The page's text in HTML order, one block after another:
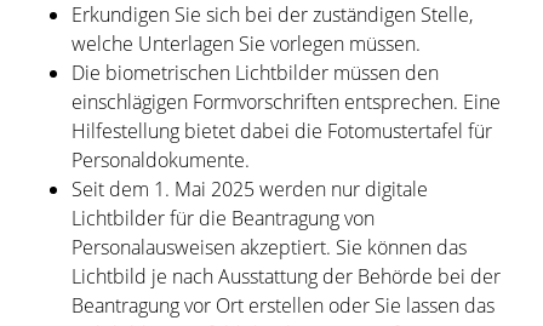
Erkundigen Sie sich bei der zuständigen Stelle,
welche Unterlagen Sie vorlegen müssen.
Die biometrischen Lichtbilder müssen den
einschlägigen Formvorschriften entsprechen. Eine
Hilfestellung bietet dabei die Fotomustertafel für
Personaldokumente.
Seit dem 1. Mai 2025 werden nur digitale
Lichtbilder für die Beantragung von
Personalausweisen akzeptiert. Sie können das
Lichtbild je nach Ausstattung der Behörde bei der
Beantragung vor Ort erstellen oder Sie lassen das